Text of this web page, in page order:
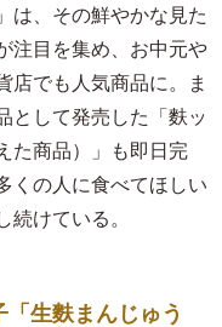
は、その鮮やかな見た
注目を集め、お中元や
店でも人気商品に。ま
として発売した「麩ッ
た商品）」も即日完
くの人に食べてほしい
続けている。
「生麩まんじゅう